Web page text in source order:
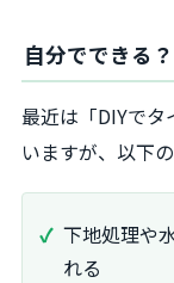
自分でできる
最近は「DIYで
いますが、以下
下地処理や
れる